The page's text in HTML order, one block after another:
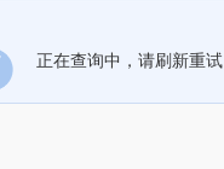
正在查询中，请刷新重试